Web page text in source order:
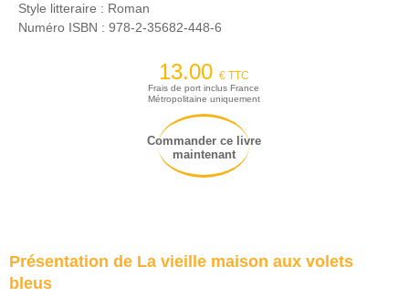
Style litteraire : Roman
Numéro ISBN : 978-2-35682-448-6
13.00 € TTC
Frais de port inclus France
Métropolitaine uniquement
Commander ce livre
maintenant
Présentation de La vieille maison aux volets
bleus